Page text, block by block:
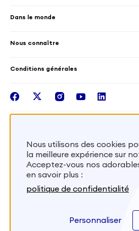
Mobilités croisées
Santé
Les différents dispositifs de volontariat
Dans le monde
Nous connaître
Les missions de France Volontaires
Intégrer nos équipes
Conditions générales
facebook
twitterinstagram
youtubelinkedin
S'inscrire
Besoin d’aide? Visitez notre
Nous utilisons des cookies
la meilleure expérience sur
Acceptez-vous nos
en savoir plus :
politique de confidentialité
Personnaliser